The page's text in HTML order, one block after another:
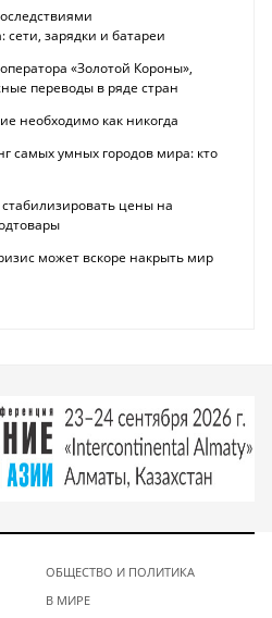
сети, зарядки и батареи
«Золотой Короны»,
переводы в ряде стран
необходимо как никогда
самых умных городов мира: кто
цены на
может вскоре накрыть мир
ОБЩЕСТВО И ПОЛИТИКА
В МИРЕ